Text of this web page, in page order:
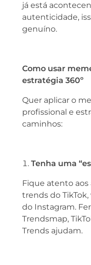
já está
autenticidade,
genuíno.
Como usar
estratégia 360º
Quer aplicar o
profissional e
caminhos:
Tenha uma
Fique atento
trends do
do Instagram.
Trendsmap,
Trends ajudam.